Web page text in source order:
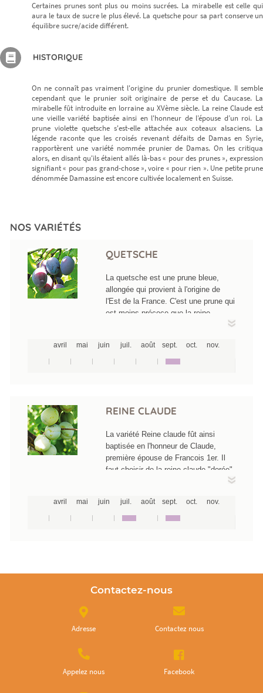
Certaines prunes sont plus ou moins sucrées. La mirabelle est celle qui
aura le taux de sucre le plus élevé. La quetsche pour sa part conserve un
équilibre sucre/acide différent.
HISTORIQUE
On ne connaît pas vraiment l'origine du prunier domestique. Il semble
cependant que le prunier soit originaire de perse et du Caucase. La
mirabelle fût introduite en lorraine au XVème siècle. La reine Claude est
une vieille variété baptisée ainsi en l'honneur de l’épouse d’un roi. La
prune violette quetsche s'est-elle attachée aux coteaux alsaciens. La
légende raconte que les croisés revenant défaits de Damas en Syrie,
rapportèrent une variété nommée prunier de Damas. On les critiqua
alors, en disant qu'ils étaient allés là-bas « pour des prunes », expression
signifiant « pour pas grand-chose », voire « pour rien ». Une petite prune
dénommée Damassine est encore cultivée localement en Suisse.
NOS VARIÉTÉS
QUETSCHE
La quetsche est une prune bleue,
allongée qui provient à l'origine de
l'Est de la France. C'est une prune qui
est moins précoce que la reine
est bleutée et mas que la couleur de
fond du fruit : la prune devient
avril mai juin juil. août sept. oct. nov.
REINE CLAUDE
La variété Reine claude fût ainsi
baptisée en l'honneur de Claude,
première épouse de Francois 1er. Il
faut choisir de la reine claude "dorée"
ou "de bavay", variété plus sucrée et
qualité. Elles sont également
disponibles dans certaines cueillettes
avril mai juin juil. août sept. oct. nov.
Contactez-nous
Adresse Contactez nous
Appelez nous Facebook